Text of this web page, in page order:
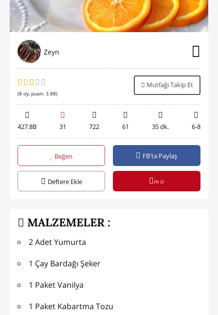
Zeyn
(8 oy, puan: 3.88)
Mutfağı Takip Et
427.8B 31 722 61 35 dk. 6-8
Beğen FB'ta Paylaş
Deftere Ekle in it
MALZEMELER :
2 Adet Yumurta
1 Çay Bardağı Şeker
1 Paket Vanilya
1 Paket Kabartma Tozu